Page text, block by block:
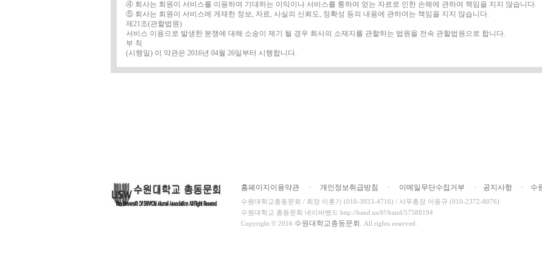
④ 회사는 회원이 서비스를 이용하여 기대하는 이익이나 서비스를 통하여 얻는 자료로 인한 손해에 관하여 책임을 지지 않습니다.
⑤ 회사는 회원이 서비스에 게재한 정보, 자료, 사실의 신뢰도, 정확성 등의 내용에 관하여는 책임을 지지 않습니다.
제21조(관할법원)
서비스 이용으로 발생한 분쟁에 대해 소송이 제기 될 경우 회사의 소재지를 관할하는 법원을 전속 관할법원으로 합니다.
부 칙
(시행일) 이 약관은 2016년 04월 26일부터 시행합니다.
홈페이지이용약관 ㆍ 개인정보취급방침 ㆍ 이메일무단수집거부 ㆍ 공지사항 ㆍ 수
수원대학교총동문회 / 회장 이훈기 (010-3933-4716) / 사무총장 이동규 (010-2372-8076)
수원대학교 총동문회 네이버밴드 http://band.us/#!/band/57588194
Copyright © 2016 수원대학교총동문회 . All rights reserved.